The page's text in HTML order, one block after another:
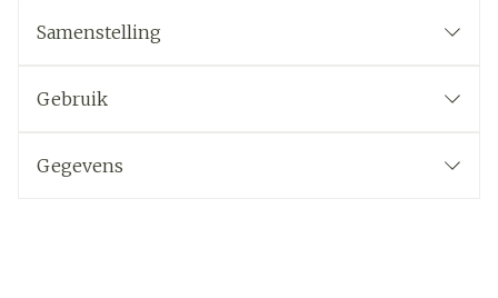
Samenstelling
Gebruik
Gegevens